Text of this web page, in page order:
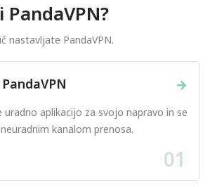
nastavljate PandaVPN.
→
aplikacijo za svojo napravo in se
kanalom prenosa.
01